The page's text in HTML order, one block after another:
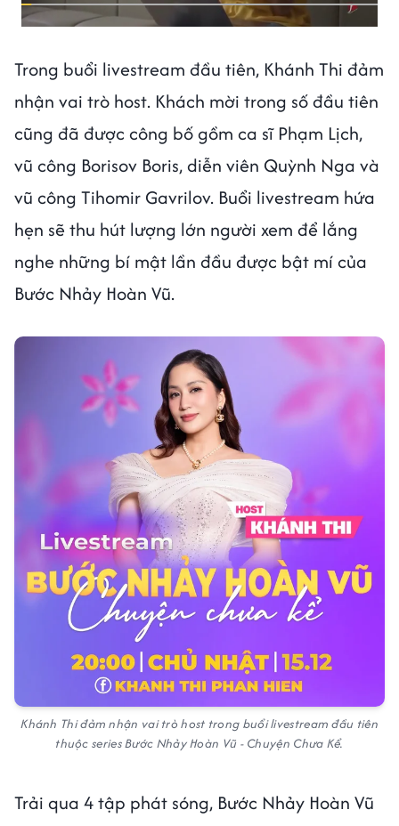
Trong buổi livestream đầu tiên, Khánh Thi đảm
nhận vai trò host. Khách mời trong số đầu tiên
cũng đã được công bố gồm ca sĩ Phạm Lịch,
vũ công Borisov Boris, diễn viên Quỳnh Nga và
vũ công Tihomir Gavrilov. Buổi livestream hứa
hẹn sẽ thu hút lượng lớn người xem để lắng
nghe những bí mật lần đầu được bật mí của
Bước Nhảy Hoàn Vũ.
Khánh Thi đảm nhận vai trò host trong buổi livestream đầu tiên
thuộc series Bước Nhảy Hoàn Vũ - Chuyện Chưa Kể.
Trải qua 4 tập phát sóng, Bước Nhảy Hoàn Vũ